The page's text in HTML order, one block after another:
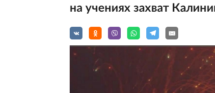
на учениях захват